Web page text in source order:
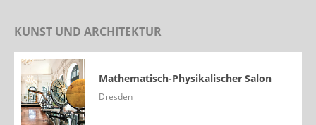
KUNST UND ARCHITEKTUR
Mathematisch-Physikalischer Salon
Dresden